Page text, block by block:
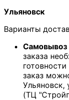
Ульяновск
Варианты
Самовывоз
заказа
заказ
(ТЦ